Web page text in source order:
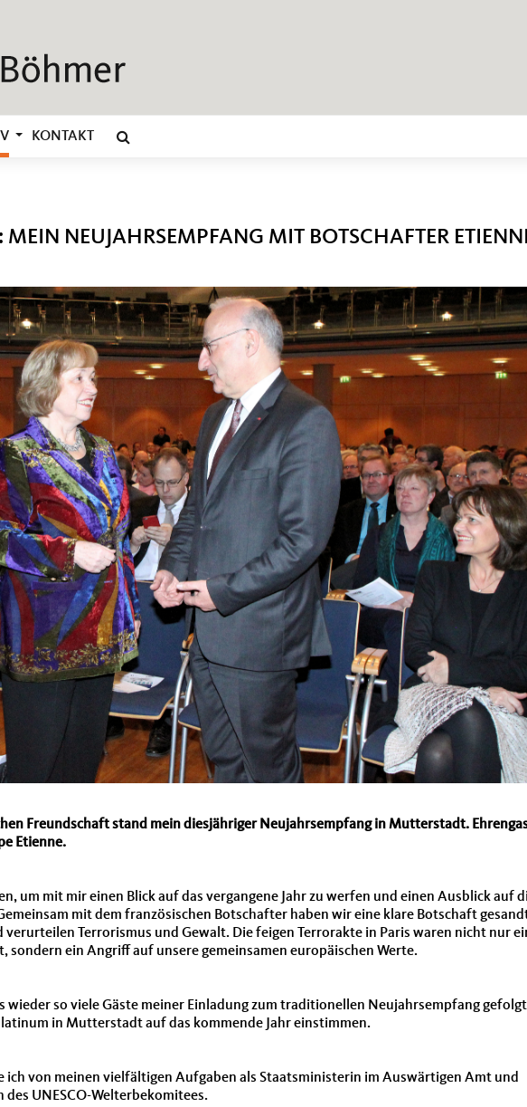
KONTAKT
MEIN NEUJAHRSEMPFANG MIT BOTSCHAFTER
Freundschaft stand mein diesjähriger Neujahrsempfang in Mutterstadt.
Etienne.
um mit mir einen Blick auf das vergangene Jahr zu werfen und einen Ausblick auf
mit dem französischen Botschafter haben wir eine klare Botschaft
Terrorismus und Gewalt. Die feigen Terrorakte in Paris waren nicht nur
sondern ein Angriff auf unsere gemeinsamen europäischen Werte.
wieder so viele Gäste meiner Einladung zum traditionellen Neujahrsempfang gefolgt
in Mutterstadt auf das kommende Jahr einstimmen.
ich von meinen vielfältigen Aufgaben als Staatsministerin im Auswärtigen Amt und
UNESCO-Welterbekomitees.